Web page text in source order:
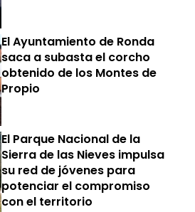
El Ayuntamiento de Ronda
saca a subasta el corcho
obtenido de los Montes de
Propio
El Parque Nacional de la
Sierra de las Nieves impulsa
su red de jóvenes para
potenciar el compromiso
con el territorio